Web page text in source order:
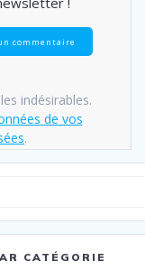
indésirables.
de vos
.
:
CATÉGORIE